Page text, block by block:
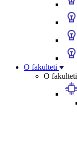
O fakulteti
O fakulteti